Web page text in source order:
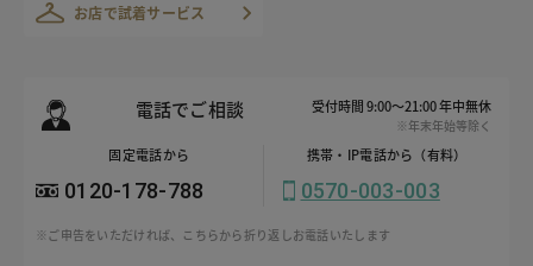
お店で試着サービス
電話でご相談 受付時間 9:00～21:00 年中無休
※年末年始等除く
固定電話から
0120-178-788
携帯・IP電話から（有料）
0570-003-003
※ご申告をいただければ、こちらから折り返しお電話いたします